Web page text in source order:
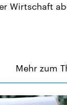
Wirtschaft
Mehr zum